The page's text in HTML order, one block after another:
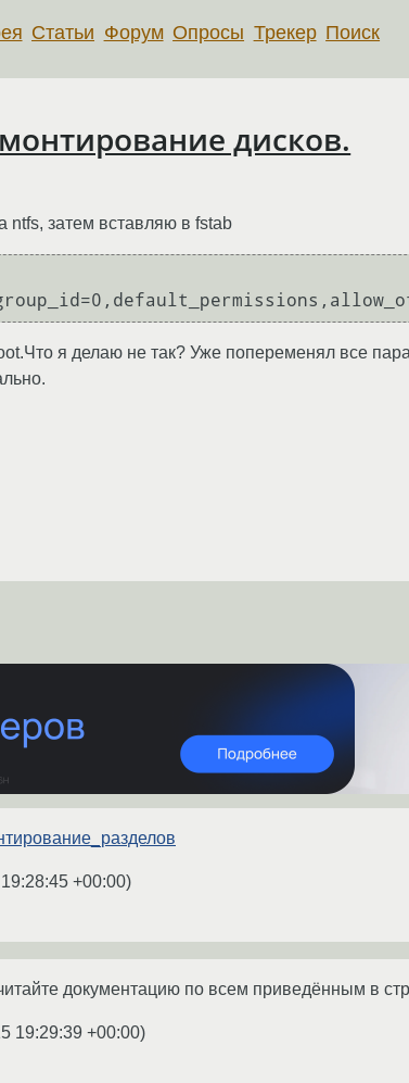
Статьи Форум Опросы Трекер Поиск
дисков.
ntfs, затем вставляю в fstab
я делаю не так? Уже попеременял все
+00:00)
документацию по всем приведённым в
19:29:39 +00:00)